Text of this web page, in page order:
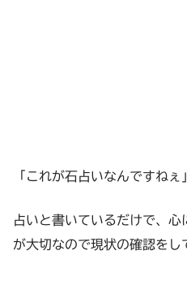
「これが石占いなんですねぇ」
占いと書いているだけで、
が大切なので現状の確認をし